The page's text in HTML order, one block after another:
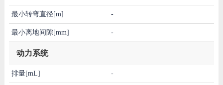
最小转弯直径[m] -
最小离地间隙[mm] -
动力系统
排量[mL] -